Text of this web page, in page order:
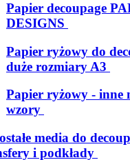
Papier decoupage
DESIGNS
Papier ryżowy do
duże rozmiary A3
Papier ryżowy - inne
wzory
media do
i podkłady